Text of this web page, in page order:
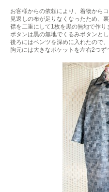
お客様からの依頼により、着物から
見返しの布が足りなくなったため、
襟を二重にして1枚を黒の無地で作り
ボタンは黒の無地でくるみボタンとし
後ろにはベンツを深めに入れたので
胸元には大きなポケットを左右2つず